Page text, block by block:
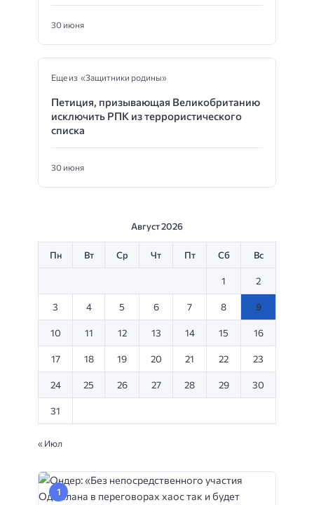
30 июня
Еще из «Защитники родины»
Петиция, призывающая Великобританию
исключить РПК из террористического
списка
30 июня
Август 2026
Пн Вт Ср Чт Пт Сб Вс
1 2
3 4 5 6 7 8 9
10 11 12 13 14 15 16
17 18 19 20 21 22 23
24 25 26 27 28 29 30
31
« Июл